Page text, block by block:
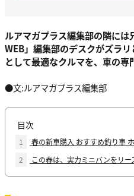
ルアマガプラス編集部の隣に
WEB」編集部のデスクがズラ
として最適なクルマを、車の専
●文:ルアマガプラス編集部
目次
1
春の新車購入 おすすめ釣り車
2
この春は、実力ミニバンをリ